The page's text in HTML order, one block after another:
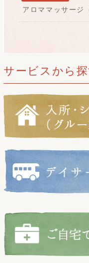
アロママッサージ
サービスから探